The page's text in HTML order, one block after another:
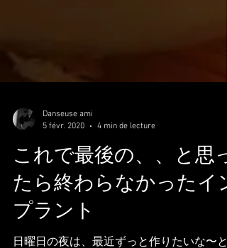
Danseuse ami
5 févr. 2020
4 min de lecture
これで最後の、、と思っ
たら終わらなかったイン